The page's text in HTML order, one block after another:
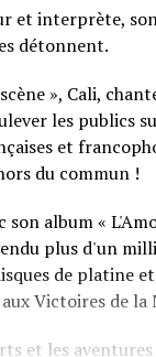
et interprète,
détonnent.
», Cali,
les publics
et
du commun !
son album «
plus d'un
de platine
Victoires de la
et les